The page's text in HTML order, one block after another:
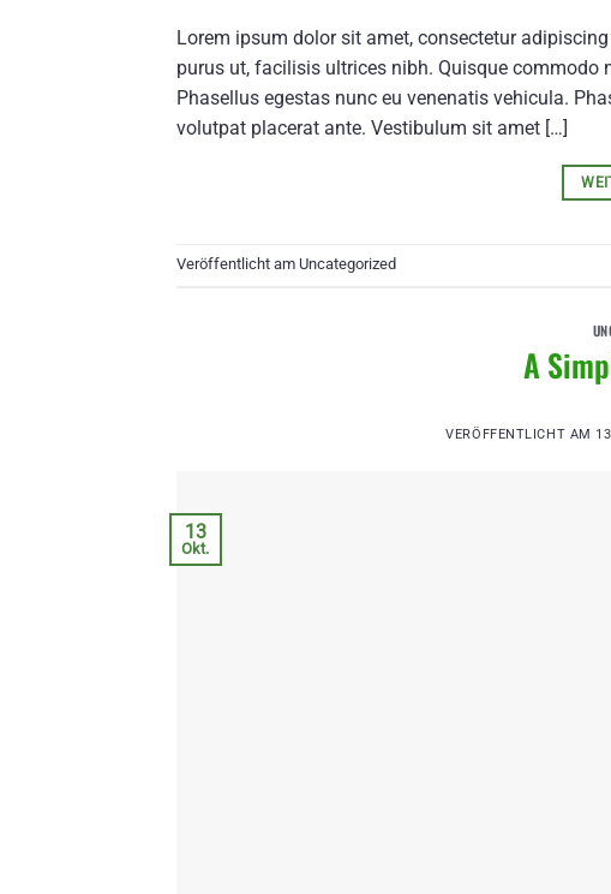
Lorem ipsum dolor sit amet, consectetur
purus ut, facilisis ultrices nibh. Quisque
Phasellus egestas nunc eu venenatis vehicula.
volutpat placerat ante. Vestibulum sit amet […]
Veröffentlicht am Uncategorized
A
VERÖFFENTLICHT AM
13
Okt.